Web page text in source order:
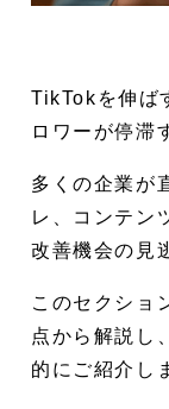
TikTokを伸ば
ロワーが停滞
多くの企業が
レ、コンテン
改善機会の見
このセクショ
点から解説し
的にご紹介し